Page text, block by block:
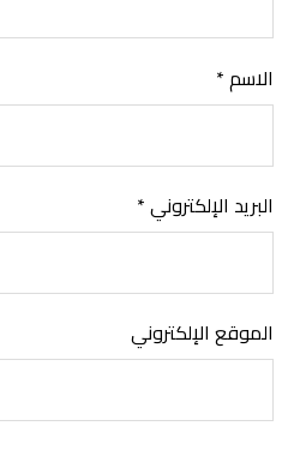
الاسم*
البريد الإلكتروني*
الموقع الإلكتروني